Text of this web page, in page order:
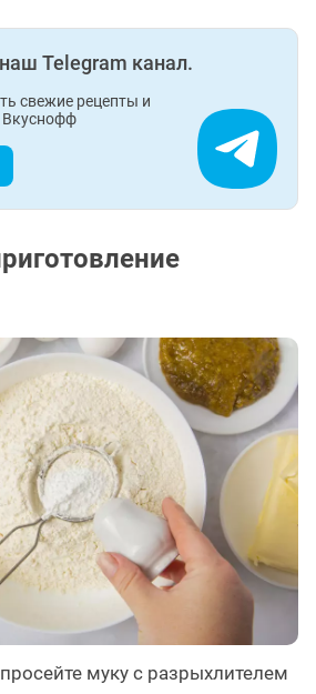
Telegram канал.
свежие рецепты и
Вкуснофф
муку с разрыхлителем